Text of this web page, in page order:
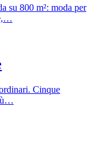
su 800 m²: moda per
Cinque